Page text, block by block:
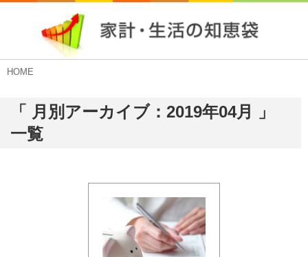
HOME
「 月別アーカイブ：2019年04月 」
一覧